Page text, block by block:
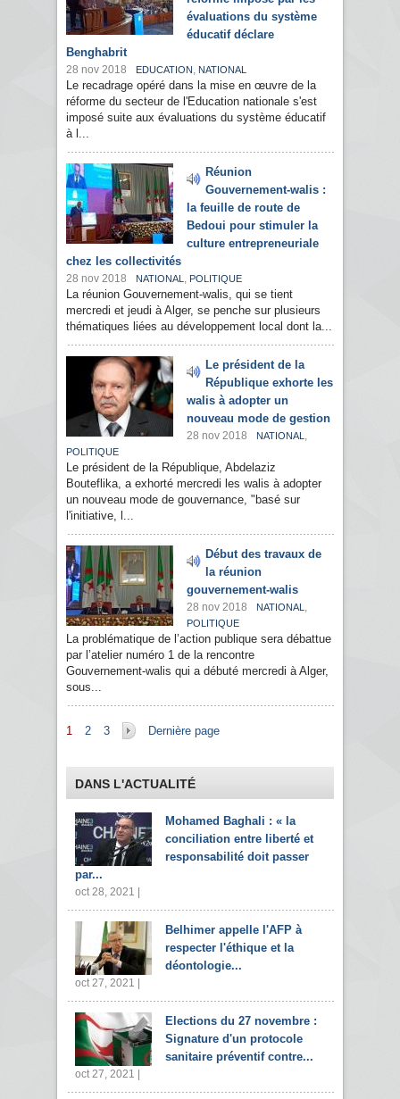
évaluations du système
éducatif déclare
Benghabrit
28 nov 2018 EDUCATION , NATIONAL
Le recadrage opéré dans la mise en œuvre de la
réforme du secteur de l'Education nationale s'est
imposé suite aux évaluations du système éducatif
à l...
Réunion
Gouvernement-walis :
la feuille de route de
Bedoui pour stimuler la
culture entrepreneuriale
chez les collectivités
28 nov 2018 NATIONAL , POLITIQUE
La réunion Gouvernement-walis, qui se tient
mercredi et jeudi à Alger, se penche sur plusieurs
thématiques liées au développement local dont la...
Le président de la
République exhorte les
walis à adopter un
nouveau mode de gestion
28 nov 2018 NATIONAL ,
POLITIQUE
Le président de la République, Abdelaziz
Bouteflika, a exhorté mercredi les walis à adopter
un nouveau mode de gouvernance, "basé sur
l'initiative, l...
Début des travaux de
la réunion
gouvernement-walis
28 nov 2018 NATIONAL ,
POLITIQUE
La problématique de l’action publique sera débattue
par l’atelier numéro 1 de la rencontre
Gouvernement-walis qui a débuté mercredi à Alger,
sous...
Pages
1 2 3 Dernière page
DANS L'ACTUALITÉ
Mohamed Baghali : « la
conciliation entre liberté et
responsabilité doit passer
par...
oct 28, 2021 |
Belhimer appelle l'AFP à
respecter l'éthique et la
déontologie...
oct 27, 2021 |
Elections du 27 novembre :
Signature d'un protocole
sanitaire préventif contre...
oct 27, 2021 |